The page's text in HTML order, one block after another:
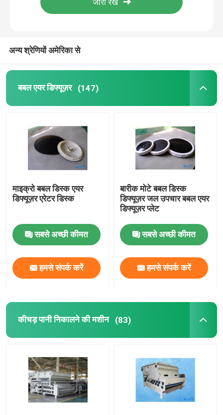
गुणवत्ता नियंत्रण
समाचार
ब्लॉग
कीचड़ पानी निकालने की मशीन
अपशिष्ट जल रोगन
ठोस तरल विभाजक
अन्य श्रेणियों अमेरिका से
बबल एयर डिफ्यूज़र (147)
माइक्रो बबल डिस्क एयर
डिफ्यूज़र एरेटर डिस्क
सबसे अच्छी कीमत
हमसे संपर्क करें
बारीक मोटे बबल डिस्क
डिफ्यूज़र जल उपचार बबल एयर
डिफ्यूज़र प्लेट
सबसे अच्छी कीमत
हमसे संपर्क करें
कीचड़ पानी निकालने की मशीन (83)